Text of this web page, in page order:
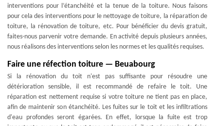
interventions pour l’étanchéité et la tenue de la toiture. Nous faisons
pour cela des interventions pour le nettoyage de toiture, la réparation de
toiture, la rénovation de toiture, etc. Pour bénéficier du devis gratuit,
faites-nous parvenir votre demande. En activité depuis plusieurs années,
nous réalisons des interventions selon les normes et les qualités requises.
Faire une réfection toiture — Beuabourg
Si la rénovation du toit n'est pas suffisante pour résoudre une
détérioration sensible, il est recommandé de refaire le toit. Une
réparation est nettement requise si votre toiture ne tient pas en place,
afin de maintenir son étanchéité. Les fuites sur le toit et les infiltrations
d'eau profondes seront égarées. En effet, lorsque la fuite est trop